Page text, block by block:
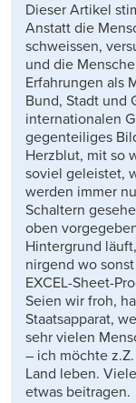
Dieser Artikel
Anstatt die
schweissen,
und die
Erfahrungen als
Bund, Stadt und
internationalen
gegenteiliges
Herzblut, mit so
soviel geleistet,
werden immer
Schaltern
oben
Hintergrund
nirgend wo
EXCEL-Sheet-
Seien wir froh,
Staatsapparat,
sehr vielen
– ich möchte
Land leben.
etwas beitragen.